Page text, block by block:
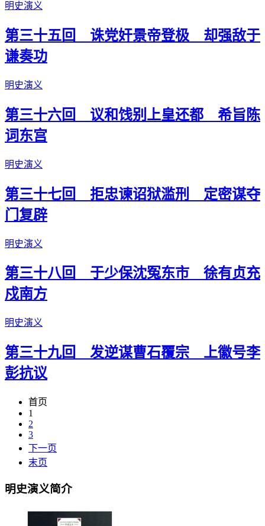
明史演义
第三十五回 诛党奸景帝登极 却强敌于
谦奏功
明史演义
第三十六回 议和饯别上皇还都 希旨陈
词东宫
明史演义
第三十七回 拒忠谏诏狱滥刑 定密谋夺
门复辟
明史演义
第三十八回 于少保沈冤东市 徐有贞充
戍南方
明史演义
第三十九回 发逆谋曹石覆宗 上徽号李
彭抗议
首页
1
2
3
下一页
末页
明史演义简介